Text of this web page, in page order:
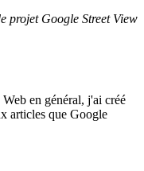
projet Google Street View
en général, j'ai créé
articles que Google